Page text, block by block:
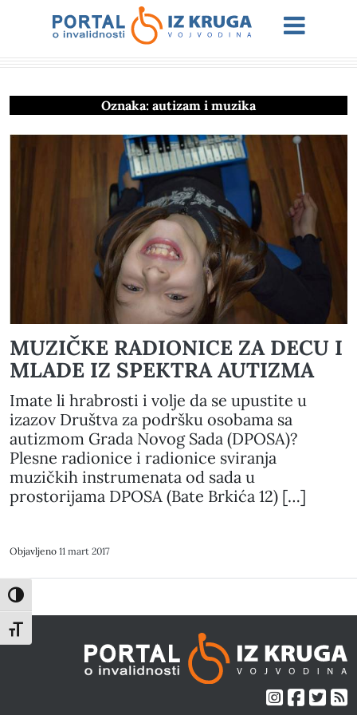
Toggle High Contrast
Toggle Font size
Oznaka: autizam i muzika
MUZIČKE RADIONICE ZA DECU I
MLADE IZ SPEKTRA AUTIZMA
Imate li hrabrosti i volje da se upustite u
izazov Društva za podršku osobama sa
autizmom Grada Novog Sada (DPOSA)?
Plesne radionice i radionice sviranja
muzičkih instrumenata od sada u
prostorijama DPOSA (Bate Brkića 12) […]
Objavljeno 11 mart 2017